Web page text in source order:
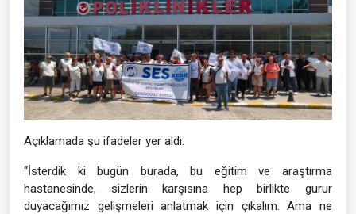
Açıklamada şu ifadeler yer aldı:
“İsterdik ki bugün burada, bu eğitim ve araştırma
hastanesinde, sizlerin karşısına hep birlikte gurur
duyacağımız gelişmeleri anlatmak için çıkalım. Ama ne